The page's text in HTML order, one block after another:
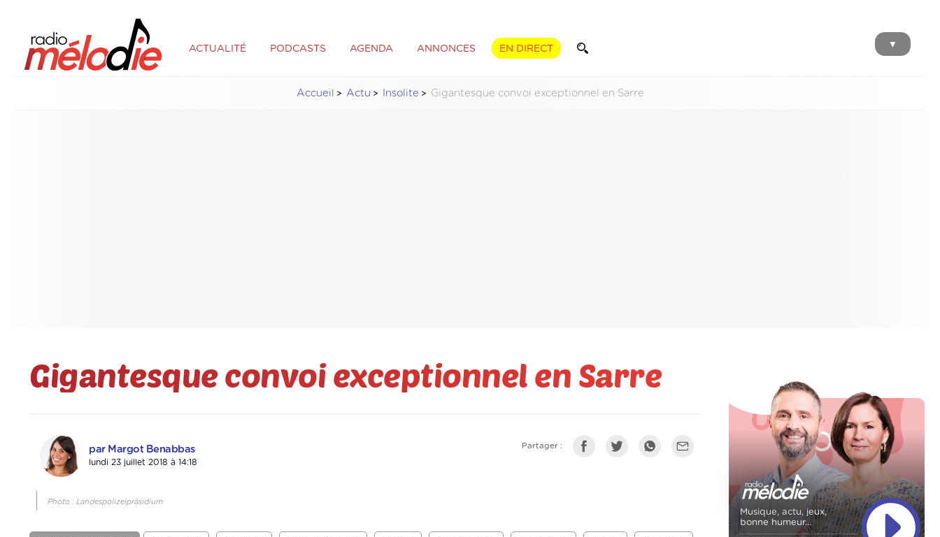
ACTUALITÉ PODCASTS AGENDA ANNONCES EN DIRECT ▼
Accueil Actu Insolite Gigantesque convoi exceptionnel en Sarre
Gigantesque convoi exceptionnel en Sarre
par Margot Benabbas
lundi 23 juillet 2018 à 14:18
Partager :
Photo : Landespolizeipräsidium
Musique, actu, jeux,
bonne humeur...